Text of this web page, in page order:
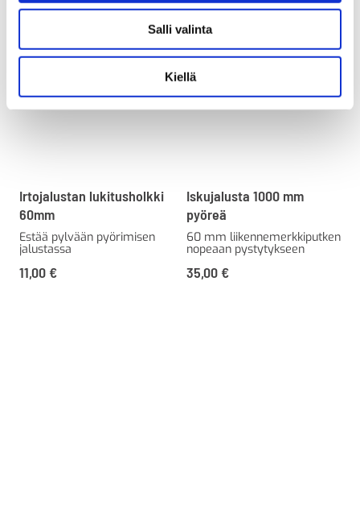
Salli valinta
Kiellä
Irtojalustan lukitusholkki
60mm
Estää pylvään pyörimisen
jalustassa
11,00 €
Iskujalusta 1000 mm
pyöreä
60 mm liikennemerkkiputken
nopeaan pystytykseen
35,00 €